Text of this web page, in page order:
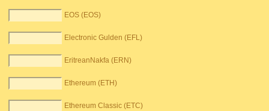
EOS (EOS)
Electronic Gulden (EFL)
EritreanNakfa (ERN)
Ethereum (ETH)
Ethereum Classic (ETC)